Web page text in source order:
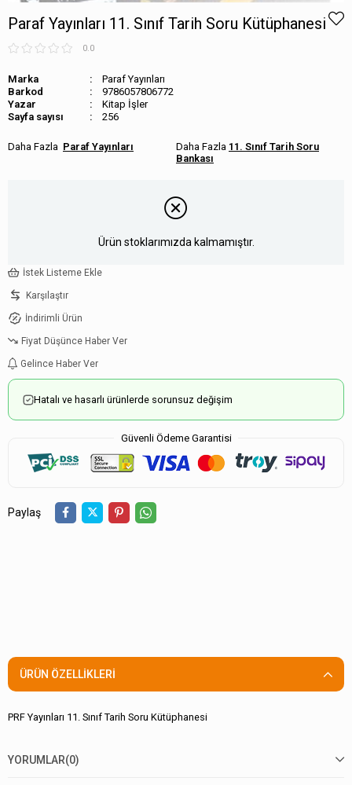
Paraf Yayınları 11. Sınıf Tarih Soru Kütüphanesi
0.0
Marka
Paraf Yayınları
Barkod
9786057806772
Kitap İşler
Sayfa sayısı
256
Paraf Yayınları
11. Sınıf Tarih Soru
Bankası
Ürün stoklarımızda kalmamıştır.
İstek Listeme Ekle
Karşılaştır
İndirimli Ürün
Fiyat Düşünce Haber Ver
Gelince Haber Ver
Hatalı ve hasarlı ürünlerde sorunsuz değişim
Güvenli Ödeme Garantisi
Paylaş
ÜRÜN ÖZELLIKLERI
PRF Yayınları 11. Sınıf Tarih Soru Kütüphanesi
YORUMLAR(0)